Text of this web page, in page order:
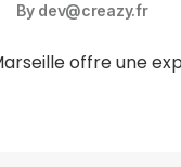
By dev@creazy.fr
offre une